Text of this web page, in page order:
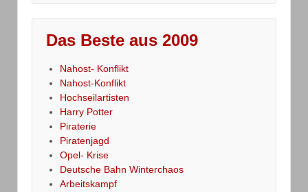
Das Beste aus 2009
Nahost- Konflikt
Nahost-Konflikt
Hochseilartisten
Harry Potter
Piraterie
Piratenjagd
Opel- Krise
Deutsche Bahn Winterchaos
Arbeitskampf